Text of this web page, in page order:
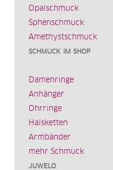
Opalschmuck
Sphenschmuck
Amethystschmuck
SCHMUCK IM SHOP
Damenringe
Anhänger
Ohrringe
Halsketten
Armbänder
mehr Schmuck
JUWELO